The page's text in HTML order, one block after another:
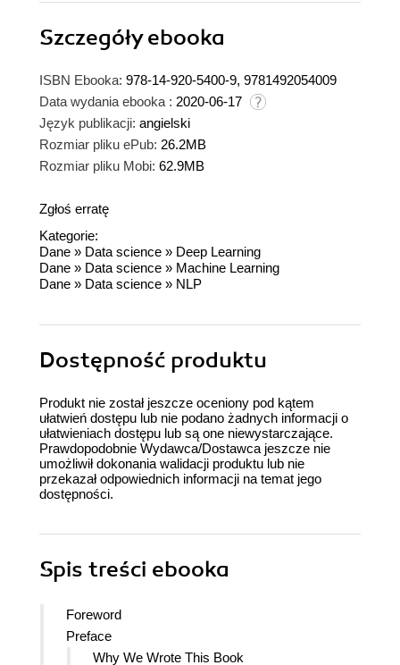
Szczegółyebooka
ISBN Ebooka: 978-14-920-5400-9, 9781492054009
Data wydania ebooka : 2020-06-17
Język publikacji: angielski
Rozmiar pliku ePub: 26.2MB
Rozmiar pliku Mobi: 62.9MB
Zgłoś erratę
Kategorie:
Dane » Data science » Deep Learning
Dane » Data science » Machine Learning
Dane » Data science » NLP
Dostępność produktu
Produkt nie został jeszcze oceniony pod kątem
ułatwień dostępu lub nie podano żadnych informacji o
ułatwieniach dostępu lub są one niewystarczające.
Prawdopodobnie Wydawca/Dostawca jeszcze nie
umożliwił dokonania walidacji produktu lub nie
przekazał odpowiednich informacji na temat jego
dostępności.
Spis treści ebooka
Foreword
Preface
Why We Wrote This Book